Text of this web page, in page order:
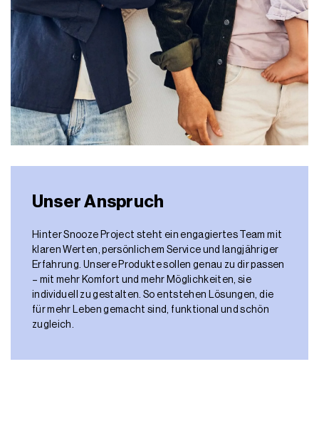
Unser Anspruch
Hinter Snooze Project steht ein engagiertes Team mit
klaren Werten, persönlichem Service und langjähriger
Erfahrung. Unsere Produkte sollen genau zu dir passen
– mit mehr Komfort und mehr Möglichkeiten, sie
individuell zu gestalten. So entstehen Lösungen, die
für mehr Leben gemacht sind, funktional und schön
zugleich.